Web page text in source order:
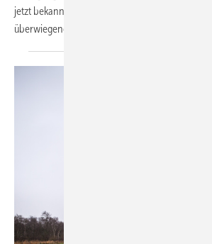
jetzt bekannt gegebenen Rahmenvertrag
überwiegende Aufteilung des Windmarktes